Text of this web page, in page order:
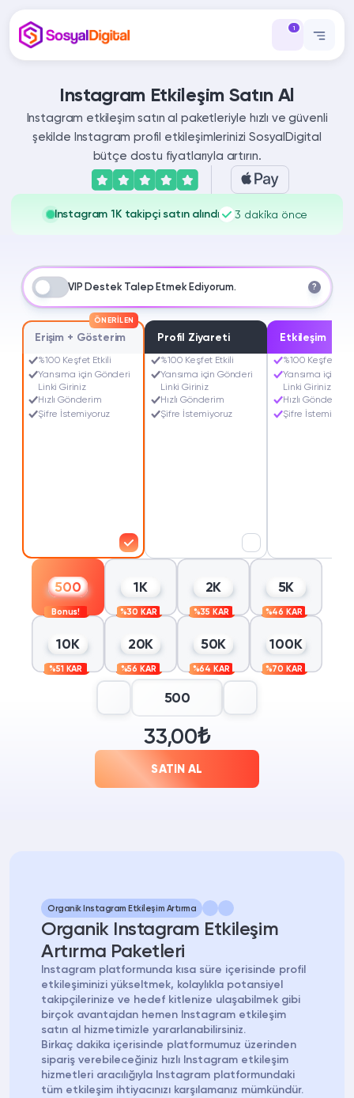
1
Instagram Etkileşim Satın Al
Instagram etkileşim satın al paketleriyle hızlı ve güvenli
şekilde Instagram profil etkileşimlerinizi SosyalDigital
bütçe dostu fiyatlarıyla artırın.
Instagram 1K takipçi satın alındı 3 dakika önce
VIP Destek Talep Etmek Ediyorum. ?
500
Bonus!
1K
%30 KAR
2K
%35 KAR
5K
%46 KAR
10K
%51 KAR
20K
%56 KAR
50K
%64 KAR
100K
%70 KAR
33,00₺
SATIN AL
ÖNERILEN
Erişim + Gösterim
%100 Keşfet Etkili
Yansıma için Gönderi
Linki Giriniz
Hızlı Gönderim
Şifre İstemiyoruz
Profil Ziyareti
%100 Keşfet Etkili
Yansıma için Gönderi
Linki Giriniz
Hızlı Gönderim
Şifre İstemiyoruz
Etkileşim
%100 Keşfet
Yansıma için
Linki Giriniz
Hızlı Gönderim
Şifre
Organik Instagram Etkileşim Artırma
Organik Instagram Etkileşim
Artırma Paketleri
Instagram platformunda kısa süre içerisinde profil
etkileşiminizi yükseltmek, kolaylıkla potansiyel
takipçilerinize ve hedef kitlenize ulaşabilmek gibi
birçok avantajdan hemen Instagram etkileşim
satın al hizmetimizle yararlanabilirsiniz.
Birkaç dakika içerisinde platformumuz üzerinden
sipariş verebileceğiniz hızlı Instagram etkileşim
hizmetleri aracılığıyla Instagram platformundaki
tüm etkileşim ihtiyacınızı karşılamanız mümkündür.